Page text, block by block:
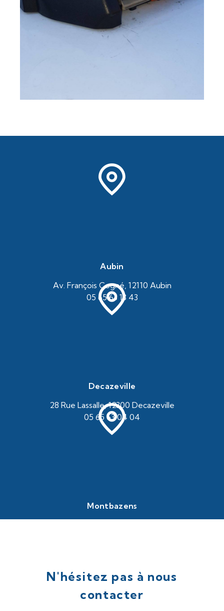
Aubin
Av. François Cogné, 12110 Aubin
05 65 63 13 43
Decazeville
28 Rue Lassalle, 12300 Decazeville
05 65 63 04 04
Montbazens
N'hésitez pas à nous
contacter